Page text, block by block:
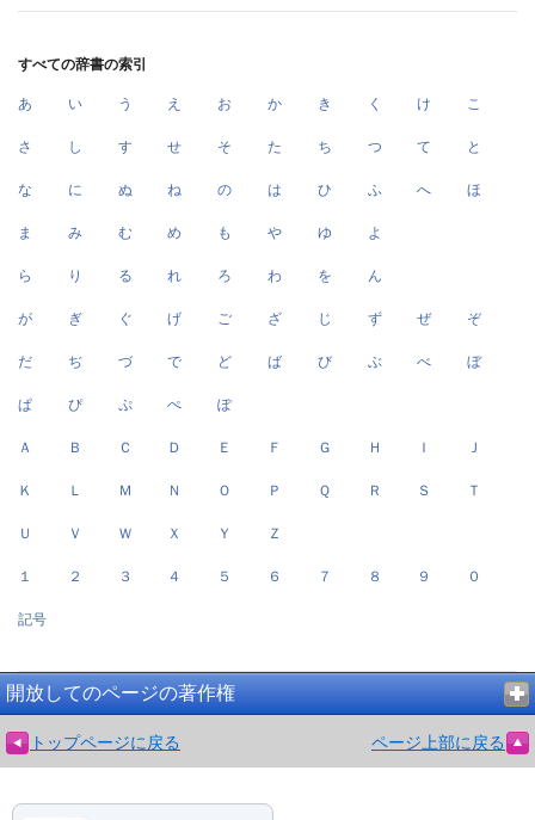
すべての辞書の索引
あ い う え お か き く け こ
さ し す せ そ た ち つ て と
な に ぬ ね の は ひ ふ へ ほ
ま み む め も や ゆ よ
ら り る れ ろ わ を ん
が ぎ ぐ げ ご ざ じ ず ぜ ぞ
だ ぢ づ で ど ば び ぶ べ ぼ
ぱ ぴ ぷ ぺ ぽ
Ａ Ｂ Ｃ Ｄ Ｅ Ｆ Ｇ Ｈ Ｉ Ｊ
Ｋ Ｌ Ｍ Ｎ Ｏ Ｐ Ｑ Ｒ Ｓ Ｔ
Ｕ Ｖ Ｗ Ｘ Ｙ Ｚ
１ ２ ３ ４ ５ ６ ７ ８ ９ ０
記号
開放してのページの著作権
トップページに戻る ページ上部に戻る